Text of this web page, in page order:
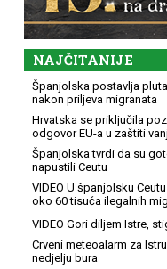
NAJČITANIJE
Španjolska postavlja
nakon priljeva migranata
Hrvatska se priključila
odgovor EU-a u zaštiti
Španjolska tvrdi da su
napustili Ceutu
VIDEO U španjolsku
oko 60 tisuća ilegalnih
VIDEO Gori diljem Istre,
Crveni meteoalarm za
nedjelju bura